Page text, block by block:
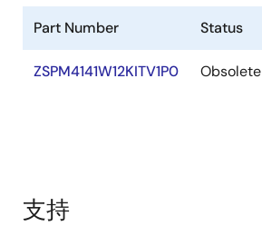
Part Number Status
ZSPM4141W12KITV1P0 Obsolete
支持